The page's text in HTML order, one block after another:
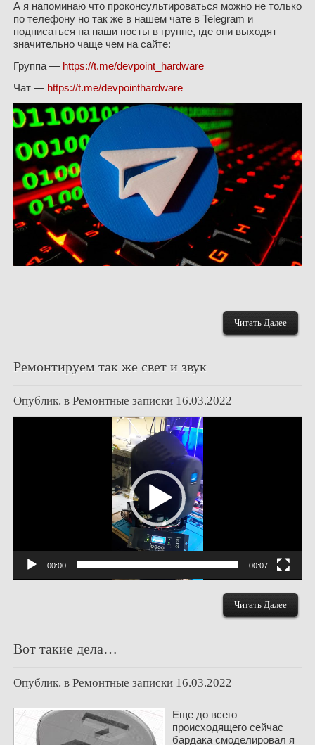
А я напоминаю что проконсультироваться можно не только
по телефону но так же в нашем чате в Telegram и
подписаться на наши посты в группе, где они выходят
значительно чаще чем на сайте:
Группа — https://t.me/devpoint_hardware
Чат — https://t.me/devpointhardware
Читать Далее
Ремонтируем так же свет и звук
Опублик. в Ремонтные записки 16.03.2022
00:00 00:07
Читать Далее
Вот такие дела…
Опублик. в Ремонтные записки 16.03.2022
Еще до всего
происходящего сейчас
бардака смоделировал я